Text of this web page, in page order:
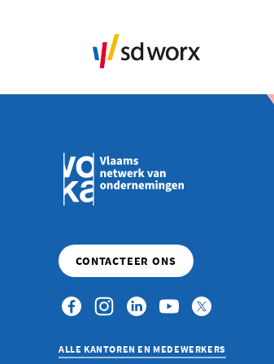
ALLE KANTOREN EN MEDEWERKERS